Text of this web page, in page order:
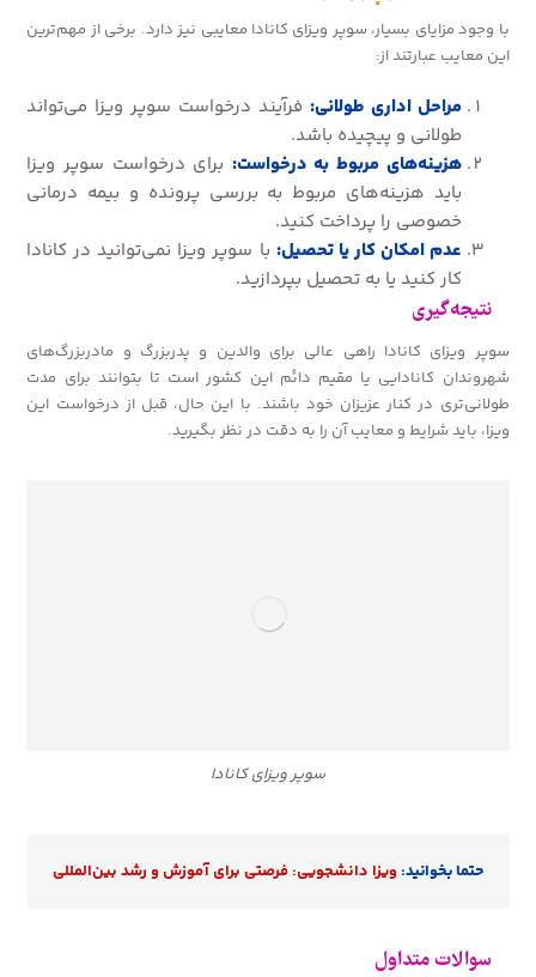
با وجود مزایای بسیار، سوپر ویزای کانادا معایبی نیز دارد. برخی از مهم‌ترین
این معایب عبارتند از:
مراحل اداری طولانی: فرآیند درخواست سوپر ویزا می‌تواند
طولانی و پیچیده باشد.
هزینه‌های مربوط به درخواست: برای درخواست سوپر ویزا
باید هزینه‌های مربوط به بررسی پرونده و بیمه درمانی
خصوصی را پرداخت کنید.
عدم امکان کار یا تحصیل: با سوپر ویزا نمی‌توانید در کانادا
کار کنید یا به تحصیل بپردازید.
نتیجه‌گیری
سوپر ویزای کانادا راهی عالی برای والدین و پدربزرگ و مادربزرگ‌های
شهروندان کانادایی یا مقیم دائم این کشور است تا بتوانند برای مدت
طولانی‌تری در کنار عزیزان خود باشند. با این حال، قبل از درخواست این
ویزا، باید شرایط و معایب آن را به دقت در نظر بگیرید.
سوپر ویزای کانادا
حتما بخوانید: ویزا دانشجویی: فرصتی برای آموزش و رشد بین‌المللی
سوالات متداول